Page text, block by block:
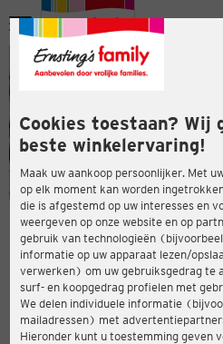
Cookies toestaan? Wij
beste winkelervaring!
Maak uw aankoop persoonlijker. Met
op elk moment kan worden
die is afgestemd op uw interesses en
weergeven op onze website en op
gebruik van technologieën
informatie op uw apparaat lezen/
verwerken) om uw gebruiksgedrag te
surf- en koopgedrag profielen met
We delen individuele informatie
mailadressen) met
Hieronder kunt u toestemming geven
Menu
ERNSTING'S
56564
3,9